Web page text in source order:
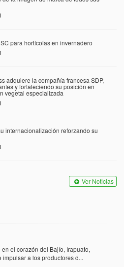
para hortícolas en invernadero
adquiere la compañía francesa SDP,
y fortaleciendo su posición en
vegetal especializada
internacionalización reforzando su
Ver Noticias
el corazón del Bajío, Irapuato,
a los productores d...